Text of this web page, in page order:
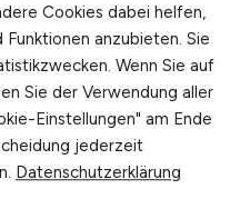
Cookies dabei helfen,
anzubieten. Sie
Wenn Sie auf
Sie der Verwendung aller
Einstellungen" am Ende
jederzeit
Datenschutzerklärung